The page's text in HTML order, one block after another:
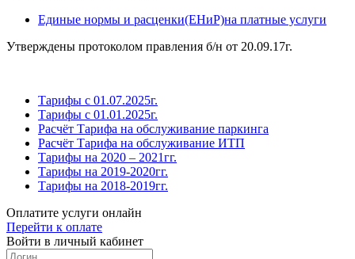
Единые нормы и расценки(ЕНиР)на платные услуги
Утверждены протоколом правления б/н от 20.09.17г.
Тарифы с 01.07.2025г.
Тарифы с 01.01.2025г.
Расчёт Тарифа на обслуживание паркинга
Расчёт Тарифа на обслуживание ИТП
Тарифы на 2020 – 2021гг.
Тарифы на 2019-2020гг.
Тарифы на 2018-2019гг.
Оплатите услуги онлайн
Перейти к оплате
Войти в личный кабинет